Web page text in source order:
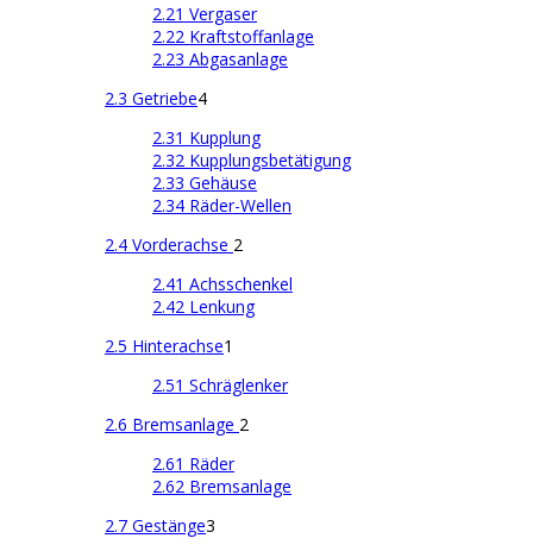
2.21 Vergaser
2.22 Kraftstoffanlage
2.23 Abgasanlage
2.3 Getriebe4
2.31 Kupplung
2.32 Kupplungsbetätigung
2.33 Gehäuse
2.34 Räder-Wellen
2.4 Vorderachse 2
2.41 Achsschenkel
2.42 Lenkung
2.5 Hinterachse1
2.51 Schräglenker
2.6 Bremsanlage 2
2.61 Räder
2.62 Bremsanlage
2.7 Gestänge3